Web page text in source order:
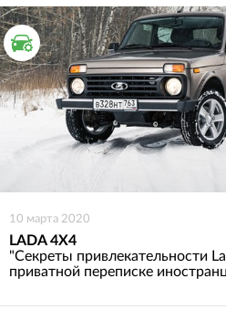
ТЕСТ ДРАЙВ
10 марта 2020
LADA 4X4
"Секреты привлекательности
приватной переписке